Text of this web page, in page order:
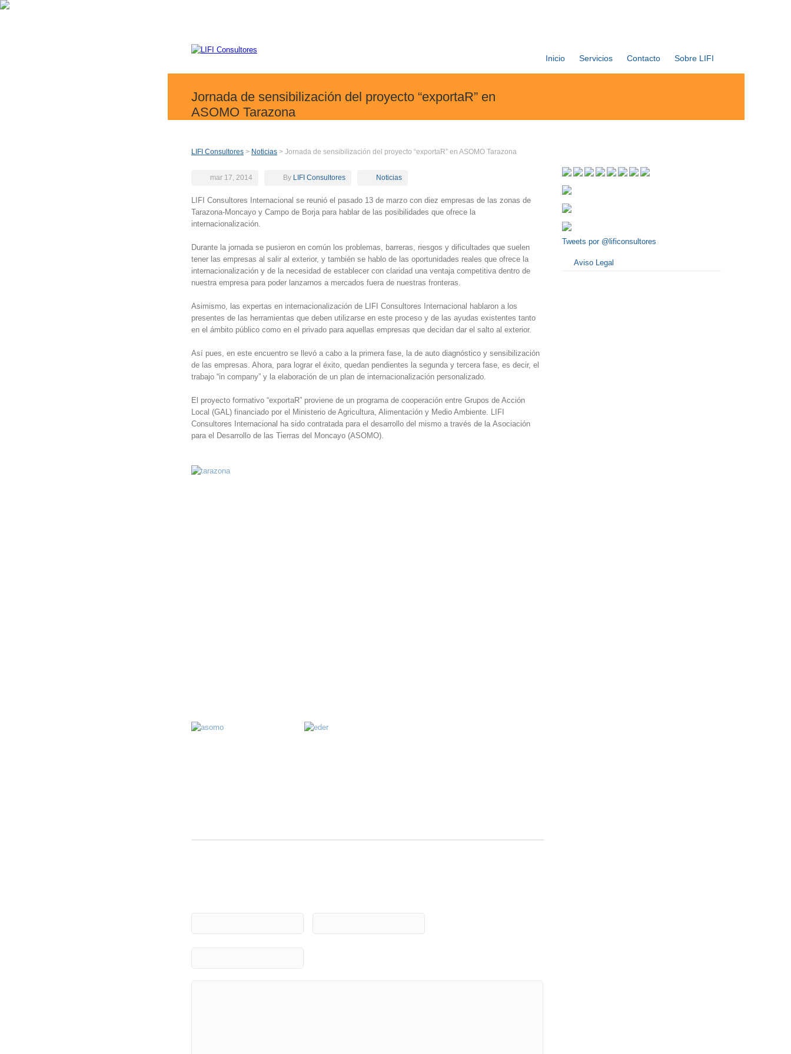
Inicio Servicios Contacto Sobre LIFI
Jornada de sensibilización del proyecto “exportaR” en
ASOMO Tarazona
LIFI Consultores > Noticias > Jornada de sensibilización del proyecto “exportaR” en ASOMO Tarazona
mar 17, 2014 By LIFI Consultores Noticias
LIFI Consultores Internacional se reunió el pasado 13 de marzo con diez empresas de las zonas de
Tarazona-Moncayo y Campo de Borja para hablar de las posibilidades que ofrece la
internacionalización.
Durante la jornada se pusieron en común los problemas, barreras, riesgos y dificultades que suelen
tener las empresas al salir al exterior, y también se hablo de las oportunidades reales que ofrece la
internacionalización y de la necesidad de establecer con claridad una ventaja competitiva dentro de
nuestra empresa para poder lanzarnos a mercados fuera de nuestras fronteras.
Asimismo, las expertas en internacionalización de LIFI Consultores Internacional hablaron a los
presentes de las herramientas que deben utilizarse en este proceso y de las ayudas existentes tanto
en el ámbito público como en el privado para aquellas empresas que decidan dar el salto al exterior.
Así pues, en este encuentro se llevó a cabo a la primera fase, la de auto diagnóstico y sensibilización
de las empresas. Ahora, para lograr el éxito, quedan pendientes la segunda y tercera fase, es decir, el
trabajo “in company” y la elaboración de un plan de internacionalización personalizado.
El proyecto formativo “exportaR” proviene de un programa de cooperación entre Grupos de Acción
Local (GAL) financiado por el Ministerio de Agricultura, Alimentación y Medio Ambiente. LIFI
Consultores Internacional ha sido contratada para el desarrollo del mismo a través de la Asociación
para el Desarrollo de las Tierras del Moncayo (ASOMO).
Tweets por @lificonsultores
Aviso Legal